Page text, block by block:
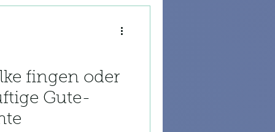
fingen oder
Gute-